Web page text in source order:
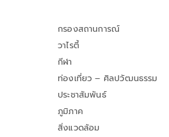
กรองสถานการณ์
วาไรตี้
กีฬา
ท่องเที่ยว – ศิลปวัฒนธรรม
ประชาสัมพันธ์
ภูมิภาค
สิ่งแวดล้อม